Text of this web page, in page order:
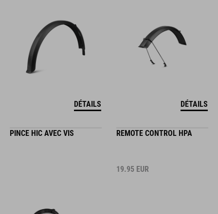
DÉTAILS DÉTAILS
PINCE HIC AVEC VIS REMOTE CONTROL HPA
19.95 EUR